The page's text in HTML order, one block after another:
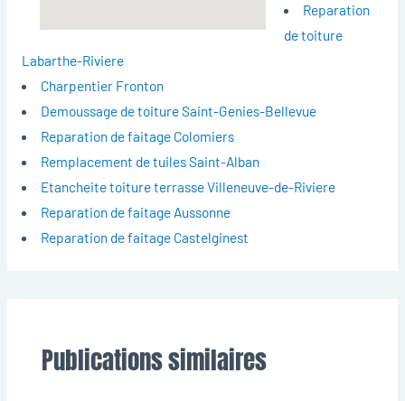
Reparation
de toiture
Labarthe-Riviere
Charpentier Fronton
Demoussage de toiture Saint-Genies-Bellevue
Reparation de faitage Colomiers
Remplacement de tuiles Saint-Alban
Etancheite toiture terrasse Villeneuve-de-Riviere
Reparation de faitage Aussonne
Reparation de faitage Castelginest
Publications similaires